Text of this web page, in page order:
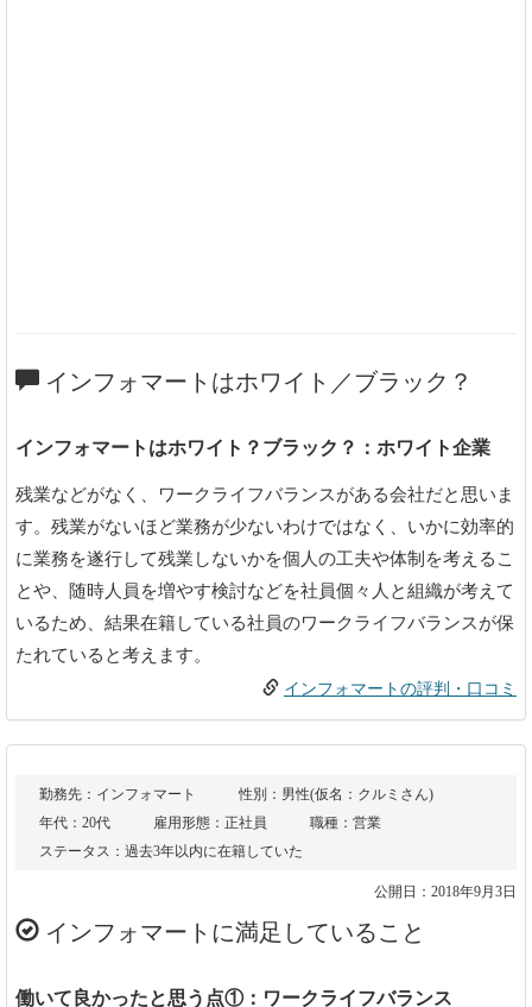
インフォマートはホワイト／ブラック？
インフォマートはホワイト？ブラック？：ホワイト企業
残業などがなく、ワークライフバランスがある会社だと思いま
す。残業がないほど業務が少ないわけではなく、いかに効率的
に業務を遂行して残業しないかを個人の工夫や体制を考えるこ
とや、随時人員を増やす検討などを社員個々人と組織が考えて
いるため、結果在籍している社員のワークライフバランスが保
たれていると考えます。
インフォマートの評判・口コミ
勤務先：インフォマート
性別：男性(仮名：クルミさん)
年代：20代
雇用形態：正社員
職種：営業
ステータス：過去3年以内に在籍していた
公開日：2018年9月3日
インフォマートに満足していること
働いて良かったと思う点①：ワークライフバランス